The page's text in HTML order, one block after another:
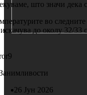
што значи дека
во
до околу 32/33
26 Јун 2026